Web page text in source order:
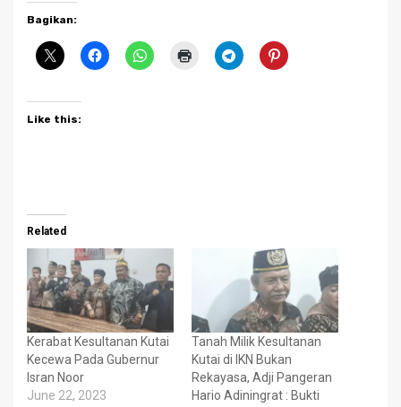
Bagikan:
Like this:
Related
Kerabat Kesultanan Kutai
Kecewa Pada Gubernur
Isran Noor
June 22, 2023
Tanah Milik Kesultanan
Kutai di IKN Bukan
Rekayasa, Adji Pangeran
Hario Adiningrat : Bukti